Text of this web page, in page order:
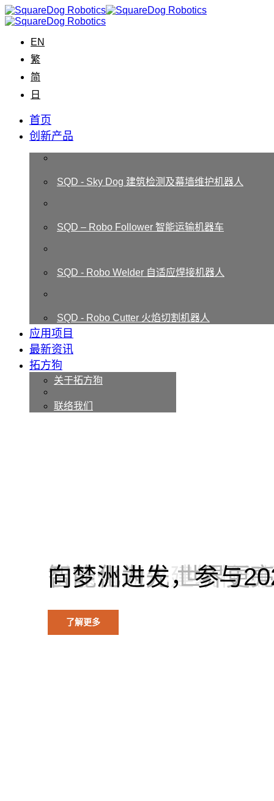
EN
繁
简
日
首页
创新产品
SQD - Sky Dog 建筑检测及幕墙维护机器人
SQD – Robo Follower 智能运输机器车
SQD - Robo Welder 自适应焊接机器人
SQD - Robo Cutter 火焰切割机器人
应用项目
最新资讯
拓方狗
关于拓方狗
联络我们
引领智能化建筑检
观看视频
智能化为先 世界更
了解更多
向梦洲进发，参与
了解更多